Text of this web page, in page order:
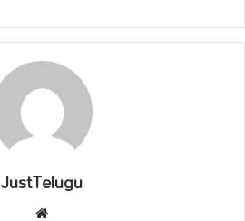
JustTelugu